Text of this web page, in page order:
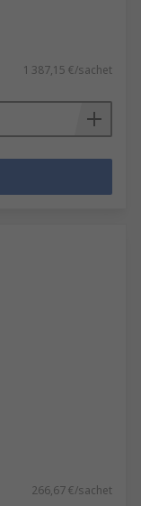
1 387,15 €/sachet
266,67 €/sachet